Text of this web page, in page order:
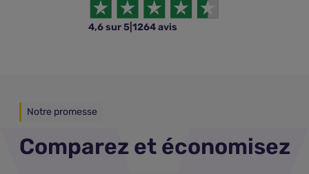
4,6 sur 5 1264 avis
Notre promesse
Comparez et économisez